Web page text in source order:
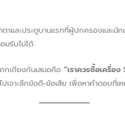
าและประตูบานแรกที่ผู้ปกครองและนัก
มรับไม่ได้
กเถียงกันเสมอคือ“เราควรซื้อเครื่อ
เจาะลึกข้อดี-ข้อเสีย เพื่อหาคำตอบที่